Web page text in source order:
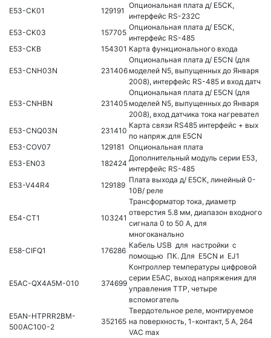
E53-CK01
129191
Опциональная плата д/ E5CK,
интерфейс RS-232C
E53-CK03
157705
Опциональная плата д/ E5CK,
интерфейс RS-485
E53-CKB
154301 Карта функционального входа
E53-CNH03N 231406
Опциональная плата д/ E5CN (для
моделей N5, выпущенных до Января
2008), интерфейс RS-485 и вход датч
E53-CNHBN 231405
Опциональная плата д/ E5CN (для
моделей N5, выпущенных до Января
2008), вход датчика тока нагревател
E53-CNQ03N
231410
Карта связи RS485 интерфейс + вых
по напряж.для E5CN
E53-COV07
129181 Опциональная плата
E53-EN03
182424
Дополнительный модуль серии E53,
интерфейс RS-485
E53-V44R4
129189
Плата выхода д/ E5CK, линейный 0-
10В/ реле
E54-CT1 103241
Трансформатор тока, диаметр
отверстия 5.8 мм, диапазон входного
сигнала 0 to 50 A, для
многоканально
E58-CIFQ1
176286
Кабель USB для настройки с
помощью ПК. Для E5CN и EJ1
E5AC-QX4A5M-010 374699
Контроллер температуры цифровой
серии E5AC, выход напряжения для
управления ТТР, четыре
вспомогатель
E5AN-HTPRR2BM-
500AC100-2
352165
Твердотельное реле, монтируемое
на поверхность, 1-контакт, 5 A, 264
VAC max